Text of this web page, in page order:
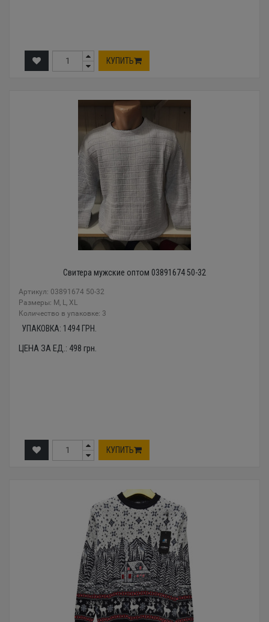
КУПИТЬ
Свитера мужские оптом 03891674 50-32
Артикул: 03891674 50-32
Размеры: M, L, XL
Количество в упаковке: 3
УПАКОВКА: 1494 ГРН.
ЦЕНА ЗА ЕД.: 498 грн.
КУПИТЬ